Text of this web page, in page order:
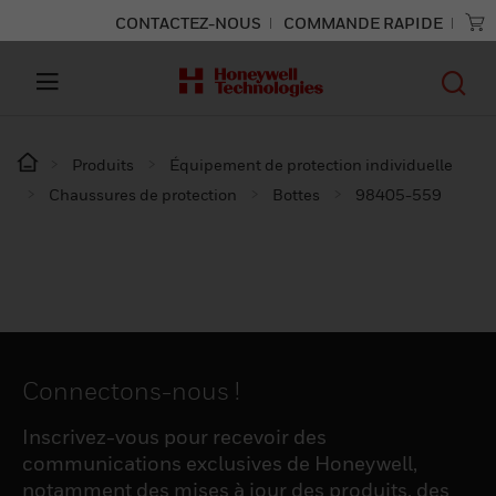
CONTACTEZ-NOUS COMMANDE RAPIDE
Produits
Équipement de protection individuelle
Chaussures de protection
Bottes 98405-559
Connectons-nous !
Inscrivez-vous pour recevoir des
communications exclusives de Honeywell,
notamment des mises à jour des produits, des